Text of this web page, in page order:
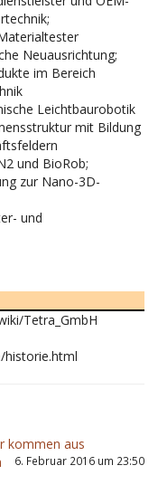
Neuausrichtung;
im Bereich
Leichtbaurobotik
mit Bildung
und BioRob;
zur Nano-3D-
und
Tetra_GmbH
historie.html
kommen aus
6. Februar 2016 um 23:50